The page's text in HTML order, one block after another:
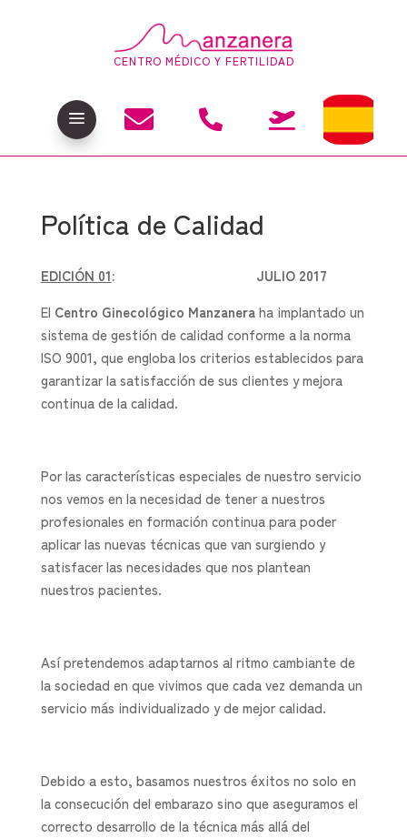
CENTRO MÉDICO Y FERTILIDAD
a   
Política de Calidad
EDICIÓN 01: JULIO 2017
El Centro Ginecológico Manzaneraha implantado un
sistema de gestión de calidad conforme a la norma
ISO 9001, que engloba los criterios establecidos para
garantizar la satisfacción de sus clientes y mejora
continua de la calidad.
Por las características especiales de nuestro servicio
nos vemos en la necesidad de tener a nuestros
profesionales en formación continua para poder
aplicar las nuevas técnicas que van surgiendo y
satisfacer las necesidades que nos plantean
nuestros pacientes.
Así pretendemos adaptarnos al ritmo cambiante de
la sociedad en que vivimos que cada vez demanda un
servicio más individualizado y de mejor calidad.
Debido a esto, basamos nuestros éxitos no solo en
la consecución del embarazo sino que aseguramos el
correcto desarrollo de la técnica más allá del